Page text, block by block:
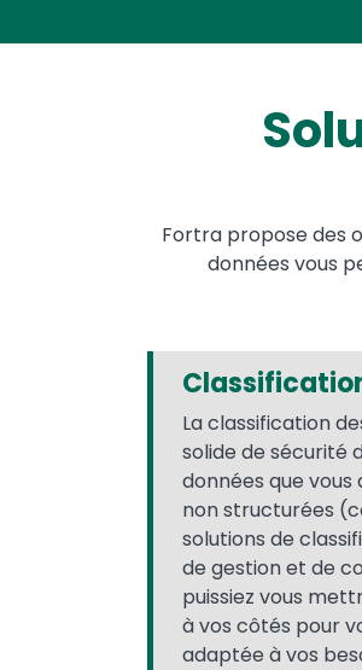
Fortra propose des
données vous
La classification
solide de sécurité
données que
non structurées
solutions de
de gestion et de
puissiez vous
à vos côtés pour
adaptée à vos